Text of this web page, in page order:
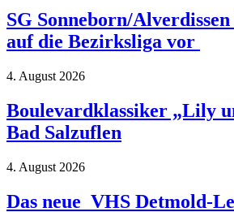
SG Sonneborn/
auf die Bezirksliga vor
4. August 2026
Boulevardklassiker „Lily
Bad Salzuflen
4. August 2026
Das neue VHS Detmold-